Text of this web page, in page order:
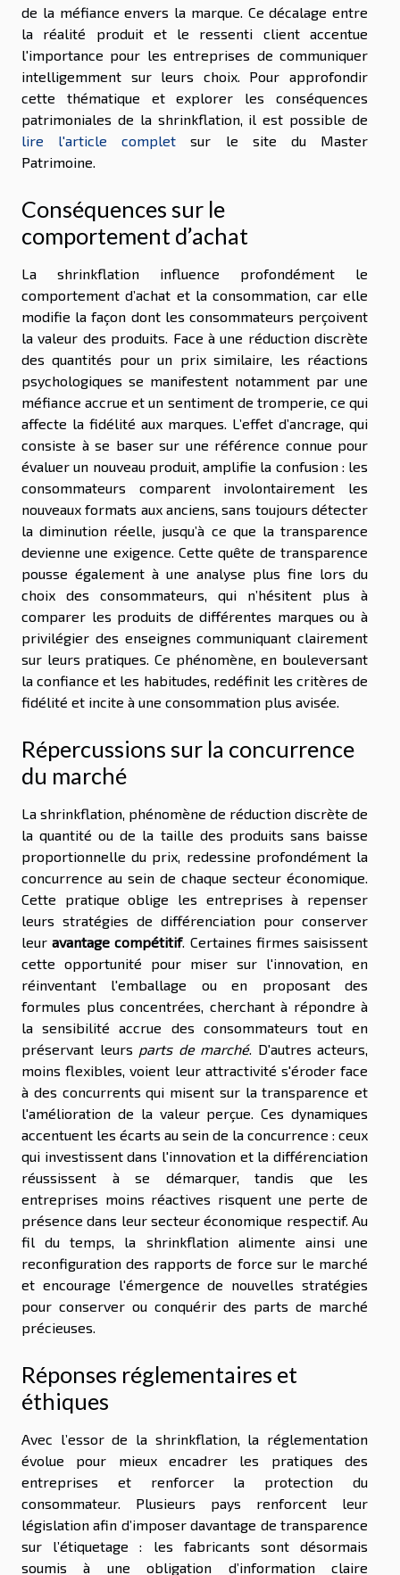
de la méfiance envers la marque. Ce décalage entre
la réalité produit et le ressenti client accentue
l'importance pour les entreprises de communiquer
intelligemment sur leurs choix. Pour approfondir
cette thématique et explorer les conséquences
patrimoniales de la shrinkflation, il est possible de
lire l'article complet sur le site du Master
Patrimoine.
Conséquences sur le
comportement d’achat
La shrinkflation influence profondément le
comportement d’achat et la consommation, car elle
modifie la façon dont les consommateurs perçoivent
la valeur des produits. Face à une réduction discrète
des quantités pour un prix similaire, les réactions
psychologiques se manifestent notamment par une
méfiance accrue et un sentiment de tromperie, ce qui
affecte la fidélité aux marques. L’effet d’ancrage, qui
consiste à se baser sur une référence connue pour
évaluer un nouveau produit, amplifie la confusion : les
consommateurs comparent involontairement les
nouveaux formats aux anciens, sans toujours détecter
la diminution réelle, jusqu’à ce que la transparence
devienne une exigence. Cette quête de transparence
pousse également à une analyse plus fine lors du
choix des consommateurs, qui n’hésitent plus à
comparer les produits de différentes marques ou à
privilégier des enseignes communiquant clairement
sur leurs pratiques. Ce phénomène, en bouleversant
la confiance et les habitudes, redéfinit les critères de
fidélité et incite à une consommation plus avisée.
Répercussions sur la concurrence
du marché
La shrinkflation, phénomène de réduction discrète de
la quantité ou de la taille des produits sans baisse
proportionnelle du prix, redessine profondément la
concurrence au sein de chaque secteur économique.
Cette pratique oblige les entreprises à repenser
leurs stratégies de différenciation pour conserver
leuravantage compétitif. Certaines firmes saisissent
cette opportunité pour miser sur l'innovation, en
réinventant l'emballage ou en proposant des
formules plus concentrées, cherchant à répondre à
la sensibilité accrue des consommateurs tout en
préservant leurs parts de marché. D'autres acteurs,
moins flexibles, voient leur attractivité s'éroder face
à des concurrents qui misent sur la transparence et
l'amélioration de la valeur perçue. Ces dynamiques
accentuent les écarts au sein de la concurrence : ceux
qui investissent dans l'innovation et la différenciation
réussissent à se démarquer, tandis que les
entreprises moins réactives risquent une perte de
présence dans leur secteur économique respectif. Au
fil du temps, la shrinkflation alimente ainsi une
reconfiguration des rapports de force sur le marché
et encourage l'émergence de nouvelles stratégies
pour conserver ou conquérir des parts de marché
précieuses.
Réponses réglementaires et
éthiques
Avec l’essor de la shrinkflation, la réglementation
évolue pour mieux encadrer les pratiques des
entreprises et renforcer la protection du
consommateur. Plusieurs pays renforcent leur
législation afin d’imposer davantage de transparence
sur l’étiquetage : les fabricants sont désormais
soumis à une obligation d’information claire